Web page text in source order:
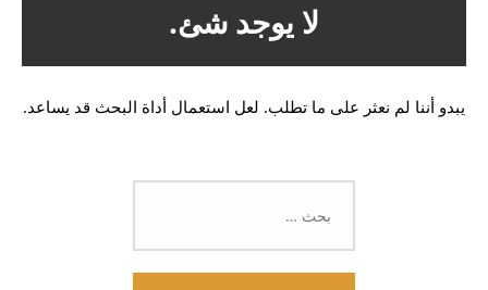
لا يوجد شئ.
يبدو أننا لم نعثر على ما تطلب. لعل استعمال أداة البحث قد يساعد.